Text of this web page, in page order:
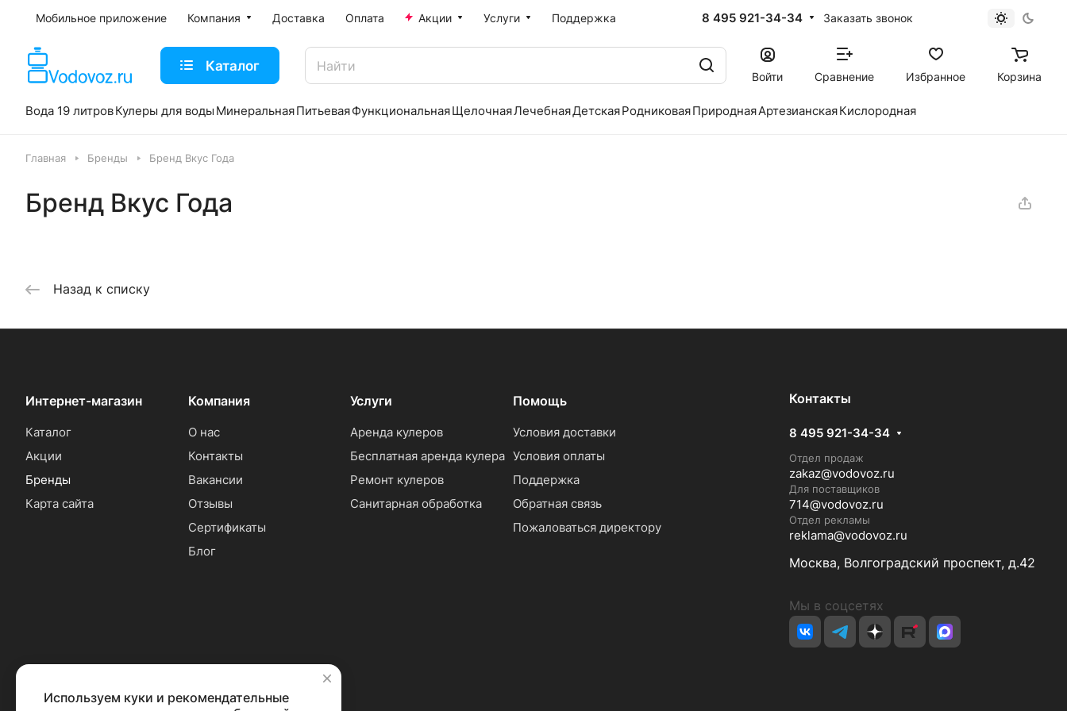
Мобильное приложение Компания Доставка Оплата Акции Услуги Поддержка 8 495 921-34-34 Заказать звонок
Каталог
Войти Сравнение Избранное Корзина
Вода 19 литровКулеры для воды МинеральнаяПитьеваяФункциональнаяЩелочнаяЛечебнаяДетскаяРодниковаяПрироднаяАртезианскаяКислородная
Главная Бренды Бренд Вкус Года
Бренд Вкус Года
Назад к списку
Интернет-магазин
Каталог
Акции
Бренды
Карта сайта
Компания
О нас
Контакты
Вакансии
Отзывы
Сертификаты
Блог
Услуги
Аренда кулеров
Бесплатная аренда кулера
Ремонт кулеров
Санитарная обработка
Помощь
Условия доставки
Условия оплаты
Поддержка
Обратная связь
Пожаловаться директору
Контакты
8 495 921-34-34
Отдел продаж
zakaz@vodovoz.ru
Для поставщиков
714@vodovoz.ru
Отдел рекламы
reklama@vodovoz.ru
Москва, Волгоградский проспект, д.42
Мы в соцсетях
✕
Используем куки и рекомендательные